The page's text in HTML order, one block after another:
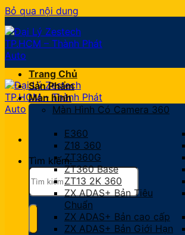
Bỏ qua nội dung
Tìm kiếm:
Trang Chủ
Sản Phẩm
Màn hình
Màn Hình Có Camera 360
E360
Z18 360
ZT360G
ZT360 Base
ZT13 2K 360
ZX ADAS+ Bản Tiêu
Chuẩn
ZX ADAS+ Bản cao cấp
ZX ADAS+ Bản Giới Hạn